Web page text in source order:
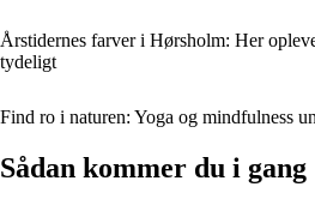
Årstidernes farver i Hørsholm: Her
tydeligt
Find ro i naturen: Yoga og mindfulness
Sådan kommer du i gang